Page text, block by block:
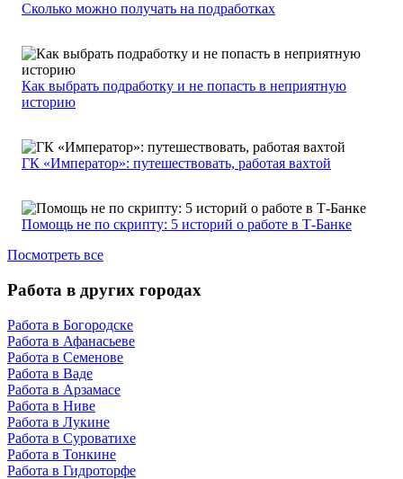
Сколько можно получать на подработках
Как выбрать подработку и не попасть в неприятную
историю
ГК «Император»: путешествовать, работая вахтой
Помощь не по скрипту: 5 историй о работе в Т-Банке
Посмотреть все
Работа в других городах
Работа в Богородске
Работа в Афанасьеве
Работа в Семенове
Работа в Ваде
Работа в Арзамасе
Работа в Ниве
Работа в Лукине
Работа в Суроватихе
Работа в Тонкине
Работа в Гидроторфе